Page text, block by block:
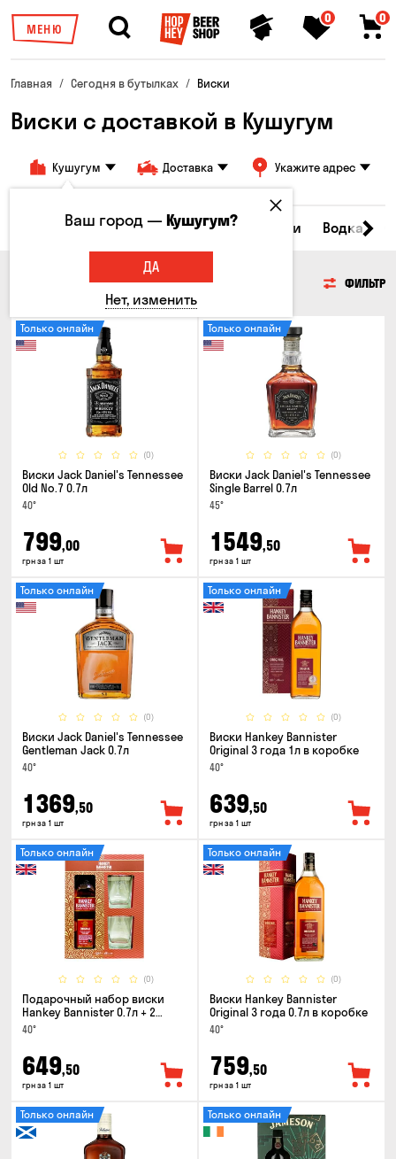
МЕНЮ
0 0
Главная Сегодня в бутылках Виски
Виски с доставкой в Кушугум
Кушугум Доставка Укажите адрес
Сидр Вино Виски Коктейли Водка
ФИЛЬТР
(0)
Только онлайн
Виски Jack Daniel's Tennessee
Old No.7 0.7л
40°
799,00
грн за 1 шт
(0)
Только онлайн
Виски Jack Daniel's Tennessee
Single Barrel 0.7л
45°
1549,50
грн за 1 шт
(0)
Только онлайн
Виски Jack Daniel's Tennessee
Gentleman Jack 0.7л
40°
1369,50
грн за 1 шт
(0)
Только онлайн
Виски Hankey Bannister
Original 3 года 1л в коробке
40°
639,50
грн за 1 шт
(0)
Только онлайн
Подарочный набор виски
Hankey Bannister 0.7л + 2
стакана
40°
649,50
грн за 1 шт
(0)
Только онлайн
Виски Hankey Bannister
Original 3 года 0.7л в коробке
40°
759,50
грн за 1 шт
Только онлайн Только онлайн
Ваш город —Кушугум?
ДА
Нет, изменить